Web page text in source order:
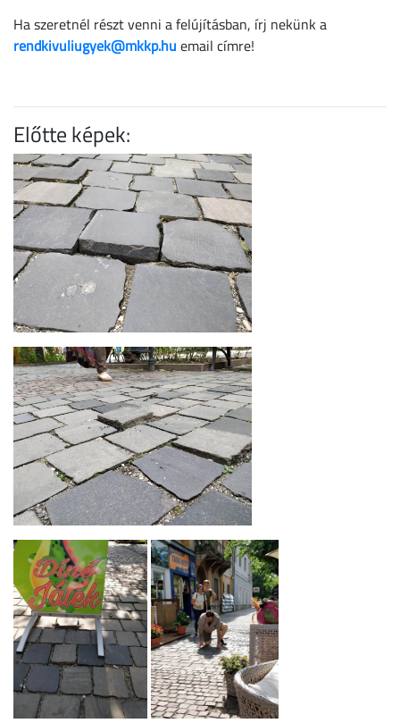
Ha szeretnél részt venni a felújításban, írj nekünk a
rendkivuliugyek@mkkp.hu email címre!
Előtte képek: